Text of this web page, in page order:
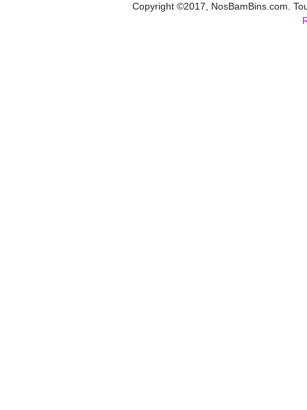
Copyright ©2017, NosBamBins.com.